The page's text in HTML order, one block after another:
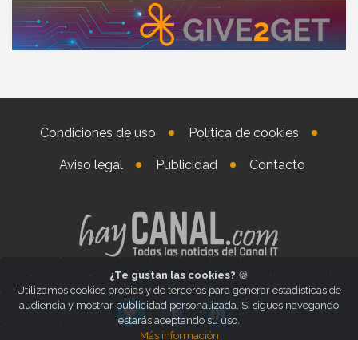
Condiciones de uso Política de cookies
Aviso legal Publicidad Contacto
¿Te gustan las cookies? 🍪
Utilizamos cookies propias y de terceros para generar estadísticas de
audiencia y mostrar publicidad personalizada. Si sigues navegando
estarás aceptando su uso.
Más información